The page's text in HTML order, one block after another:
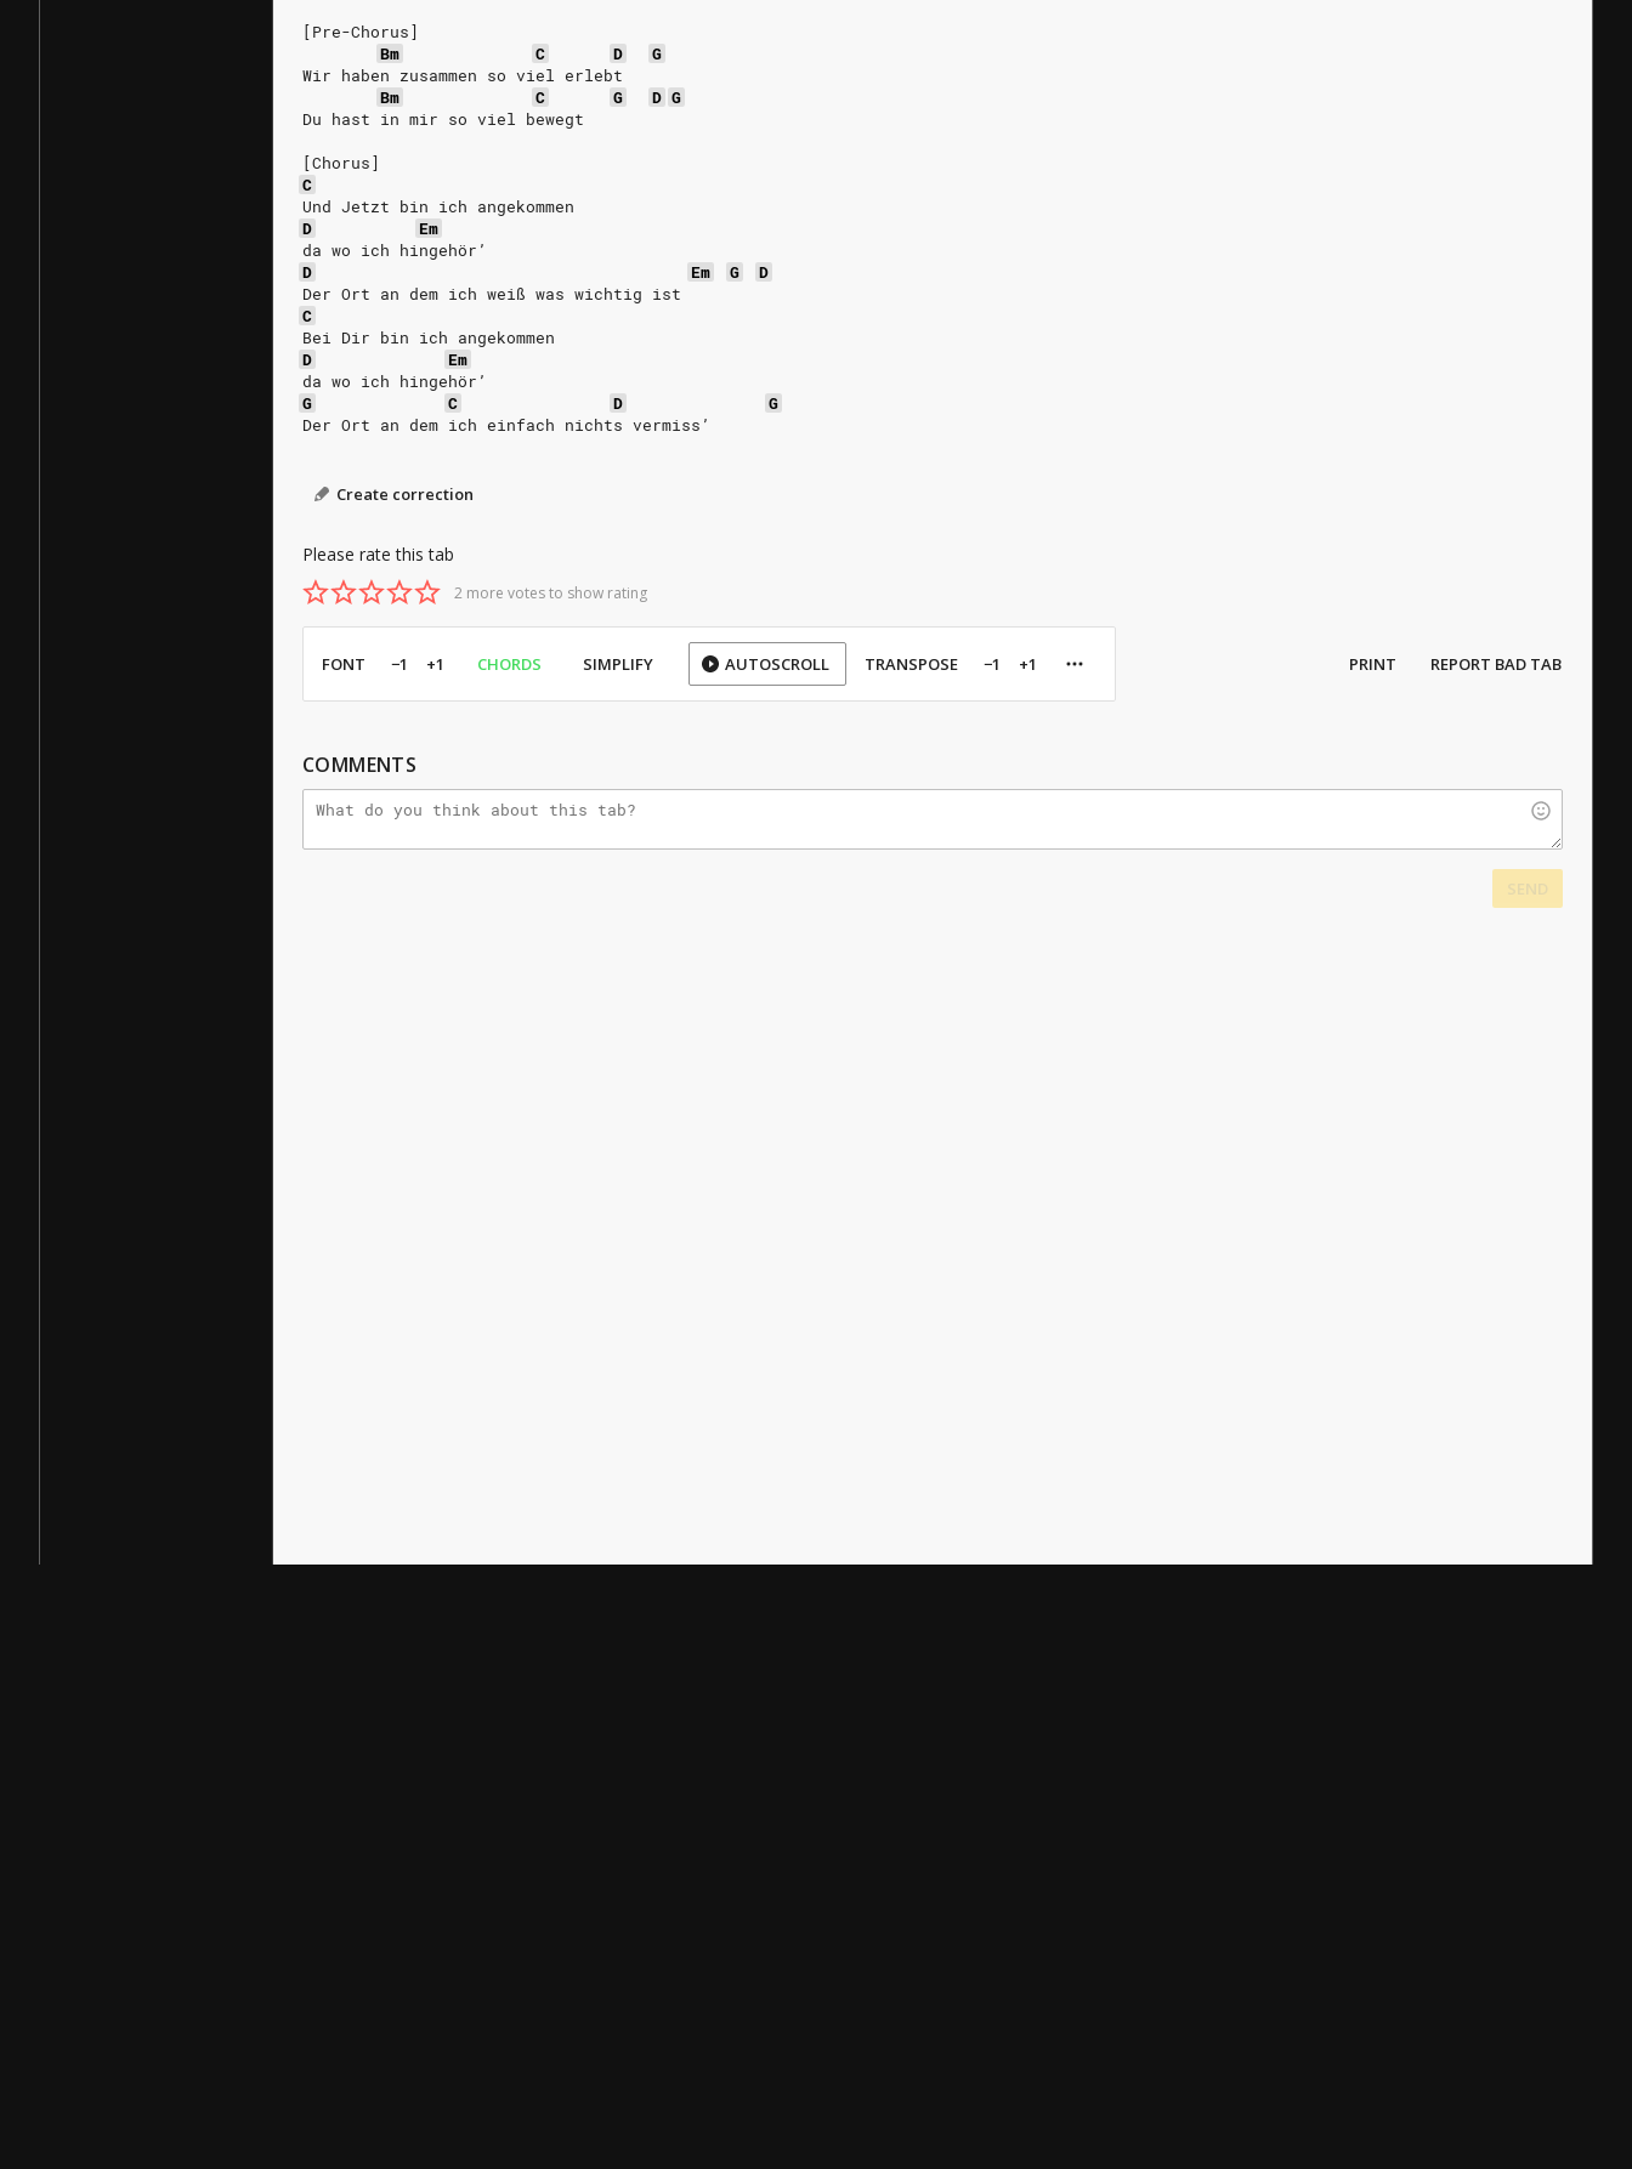
[Pre-Chorus]
Bm
C D
G
Wir haben zusammen so viel erlebt
Bm
C G D G
Du hast in mir so viel bewegt
[Chorus]
C
Und Jetzt bin ich angekommen
D
Em
da wo ich hingehör’
D
Em G
D
Der Ort an dem ich weiß was wichtig ist
C
Bei Dir bin ich angekommen
D
Em
da wo ich hingehör’
G
C D
G
Der Ort an dem ich einfach nichts vermiss’
Create correction
Please rate this tab
2 more votes to show rating
FONT −1 +1 CHORDS SIMPLIFY AUTOSCROLL TRANSPOSE −1 +1 PRINT REPORT BAD TAB
COMMENTS